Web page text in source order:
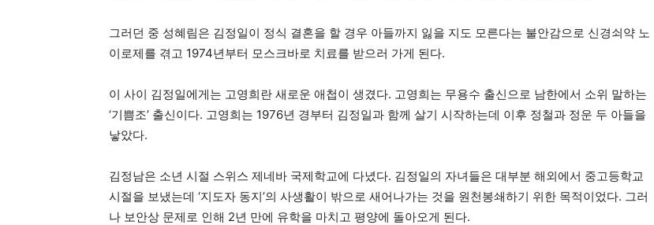
그러던 중 성혜림은 김정일이 정식 결혼을 할 경우 아들까지 잃을 지도 모른다는 불안감으로 신경쇠약 노
이로제를 겪고 1974년부터 모스크바로 치료를 받으러 가게 된다.
이 사이 김정일에게는 고영희란 새로운 애첩이 생겼다. 고영희는 무용수 출신으로 남한에서 소위 말하는
‘기쁨조’ 출신이다. 고영희는 1976년 경부터 김정일과 함께 살기 시작하는데 이후 정철과 정운 두 아들을
낳았다.
김정남은 소년 시절 스위스 제네바 국제학교에 다녔다. 김정일의 자녀들은 대부분 해외에서 중고등학교
시절을 보냈는데 ‘지도자 동지’의 사생활이 밖으로 새어나가는 것을 원천봉쇄하기 위한 목적이었다. 그러
나 보안상 문제로 인해 2년 만에 유학을 마치고 평양에 돌아오게 된다.